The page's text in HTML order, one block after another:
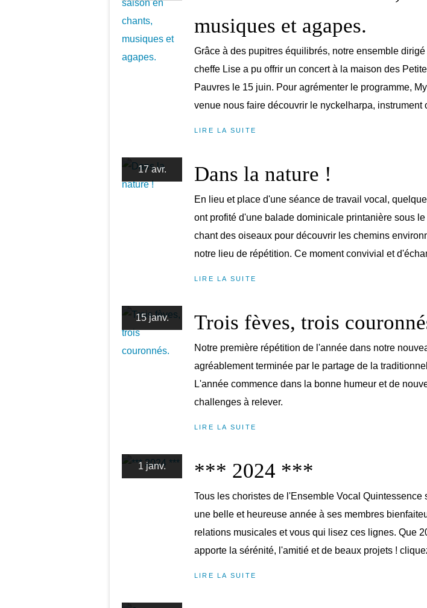
musiques et agapes.
Grâce à des pupitres équilibrés, notre ensemble
cheffe Lise a pu offrir un concert à la maison des
Pauvres le 15 juin. Pour agrémenter le programme,
venue nous faire découvrir le nyckelharpa, instrument
LIRE LA SUITE
17 avr. Dans la nature !
En lieu et place d'une séance de travail vocal,
ont profité d'une balade dominicale printanière sous
chant des oiseaux pour découvrir les chemins
notre lieu de répétition. Ce moment convivial et
LIRE LA SUITE
15 janv. Trois fèves, trois
Notre première répétition de l'année dans notre
agréablement terminée par le partage de la
L'année commence dans la bonne humeur et de
challenges à relever.
LIRE LA SUITE
1 janv. *** 2024 ***
Tous les choristes de l'Ensemble Vocal Quintessence
une belle et heureuse année à ses membres
relations musicales et vous qui lisez ces lignes. Que
apporte la sérénité, l'amitié et de beaux projets !
LIRE LA SUITE